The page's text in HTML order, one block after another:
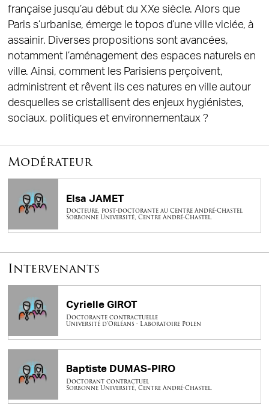
française jusqu’au début du XXe siècle. Alors que
Paris s’urbanise, émerge le topos d’une ville viciée, à
assainir. Diverses propositions sont avancées,
notamment l’aménagement des espaces naturels en
ville. Ainsi, comment les Parisiens perçoivent,
administrent et rêvent ils ces natures en ville autour
desquelles se cristallisent des enjeux hygiénistes,
sociaux, politiques et environnementaux ?
Modérateur
Elsa JAMET
Docteure, post-doctorante au Centre André-Chastel
Sorbonne Université, Centre André-Chastel.
Intervenants
Cyrielle GIROT
Doctorante contractuelle
Université d'Orléans - Laboratoire Polen
Baptiste DUMAS-PIRO
Doctorant contractuel
Sorbonne Université, Centre André-Chastel.